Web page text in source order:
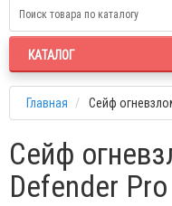
КАТАЛОГ
Главная Сейф
Сейф
Defender